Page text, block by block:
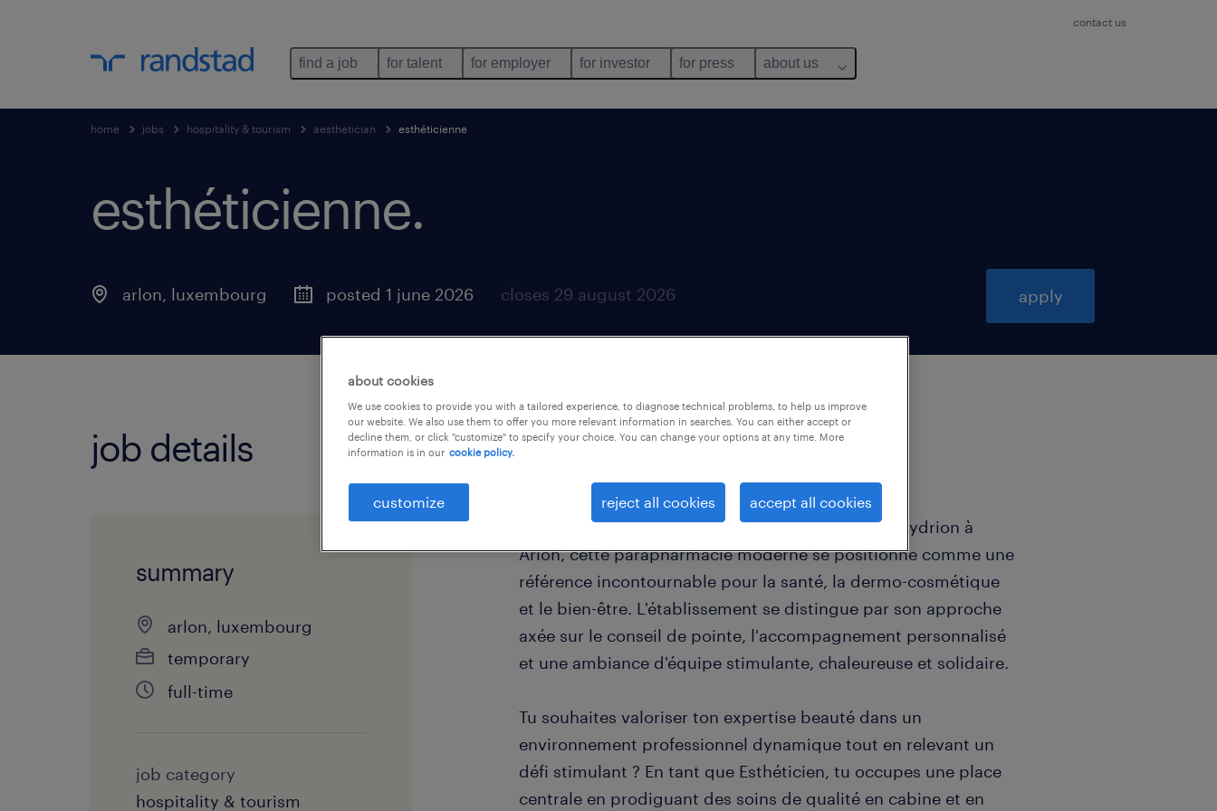
contact us
find a job for talent for employer for investor for press about us
home jobs hospitality & tourism aesthetician esthéticienne
esthéticienne.
arlon, luxembourg posted 1 june 2026 closes 29 august 2026 apply
job details
summary
arlon, luxembourg
temporary
full-time
job category
hospitality & tourism
Située au cœur du parc commercial de l'Espace Hydrion à
Arlon, cette parapharmacie moderne se positionne comme une
référence incontournable pour la santé, la dermo-cosmétique
et le bien-être. L'établissement se distingue par son approche
axée sur le conseil de pointe, l'accompagnement personnalisé
et une ambiance d'équipe stimulante, chaleureuse et solidaire.
Tu souhaites valoriser ton expertise beauté dans un
environnement professionnel dynamique tout en relevant un
défi stimulant ? En tant que Esthéticien, tu occupes une place
centrale en prodiguant des soins de qualité en cabine et en
about cookies
We use cookies to provide you with a tailored experience, to diagnose technical problems, to help us improve
our website. We also use them to offer you more relevant information in searches. You can either accept or
decline them, or click "customize" to specify your choice. You can change your options at any time. More
information is in our cookie policy.
customize reject all cookies accept all cookies